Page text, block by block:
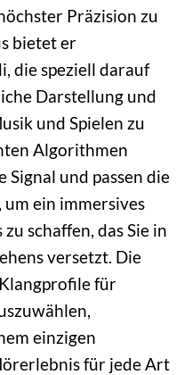
Präzision zu
bietet er
die speziell darauf
Darstellung und
und Spielen zu
Algorithmen
Signal und passen die
ein immersives
schaffen, das Sie in
versetzt. Die
für
einzigen
für jede Art